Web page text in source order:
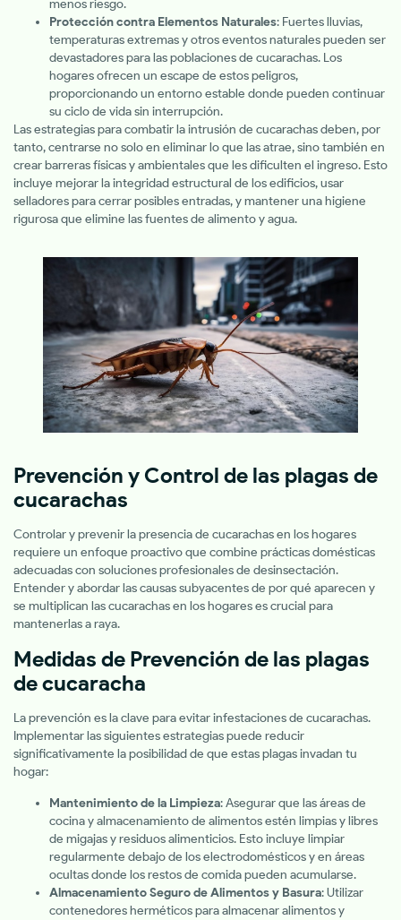
menos riesgo.
Protección contra Elementos Naturales: Fuertes lluvias,
temperaturas extremas y otros eventos naturales pueden ser
devastadores para las poblaciones de cucarachas. Los
hogares ofrecen un escape de estos peligros,
proporcionando un entorno estable donde pueden continuar
su ciclo de vida sin interrupción.
Las estrategias para combatir la intrusión de cucarachas deben, por
tanto, centrarse no solo en eliminar lo que las atrae, sino también en
crear barreras físicas y ambientales que les dificulten el ingreso. Esto
incluye mejorar la integridad estructural de los edificios, usar
selladores para cerrar posibles entradas, y mantener una higiene
rigurosa que elimine las fuentes de alimento y agua.
Prevención y Control de las plagas de
cucarachas
Controlar y prevenir la presencia de cucarachas en los hogares
requiere un enfoque proactivo que combine prácticas domésticas
adecuadas con soluciones profesionales de desinsectación.
Entender y abordar las causas subyacentes de por qué aparecen y
se multiplican las cucarachas en los hogares es crucial para
mantenerlas a raya.
Medidas de Prevención de las plagas
de cucaracha
La prevención es la clave para evitar infestaciones de cucarachas.
Implementar las siguientes estrategias puede reducir
significativamente la posibilidad de que estas plagas invadan tu
hogar:
Mantenimiento de la Limpieza: Asegurar que las áreas de
cocina y almacenamiento de alimentos estén limpias y libres
de migajas y residuos alimenticios. Esto incluye limpiar
regularmente debajo de los electrodomésticos y en áreas
ocultas donde los restos de comida pueden acumularse.
Almacenamiento Seguro de Alimentos y Basura: Utilizar
contenedores herméticos para almacenar alimentos y